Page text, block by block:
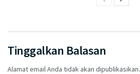
Tinggalkan Balasan
Alamat email Anda tidak akan dipublikasikan.